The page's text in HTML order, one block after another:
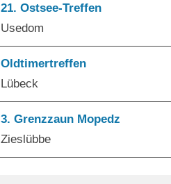
21. Ostsee-Treffen
Usedom
Oldtimertreffen
Lübeck
3. Grenzzaun Mopedz
Zieslübbe